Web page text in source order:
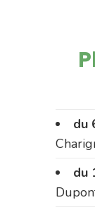
du
du